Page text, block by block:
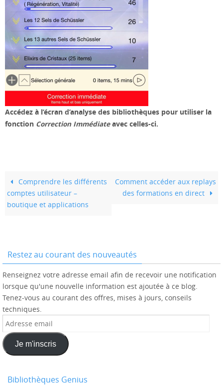
Accédez à l’écran d’analyse des bibliothèques pour utiliser la
fonction Correction Immédiateavec celles-ci.
Comprendre les différents
comptes utilisateur –
boutique et applications
Comment accéder aux replays
des formations en direct
Restez au courant des nouveautés
Renseignez votre adresse email afin de recevoir une notification
lorsque qu'une nouvelle information est ajoutée à ce blog.
Tenez-vous au courant des offres, mises à jours, conseils
techniques.
Adresse
email
Je m'inscris
Bibliothèques Genius